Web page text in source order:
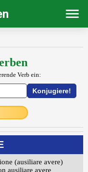
Verb ein:
(ausiliare avere)
ausiliare avere